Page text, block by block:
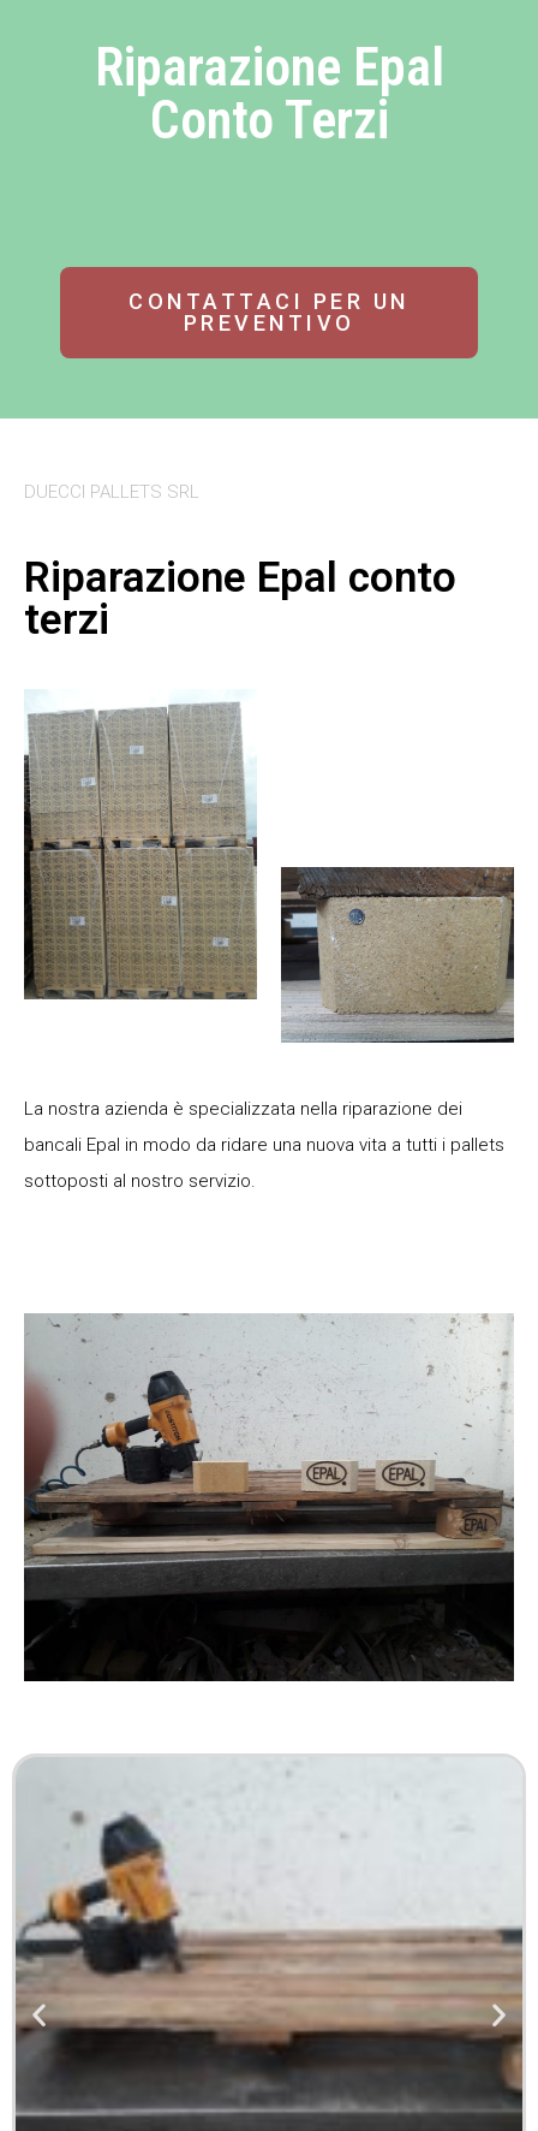
Riparazione Epal
Conto Terzi
CONTATTACI PER UN
PREVENTIVO
DUECCI PALLETS SRL
Riparazione Epal conto
terzi
La nostra azienda è specializzata nella riparazione dei
bancali Epal in modo da ridare una nuova vita a tutti i pallets
sottoposti al nostro servizio.